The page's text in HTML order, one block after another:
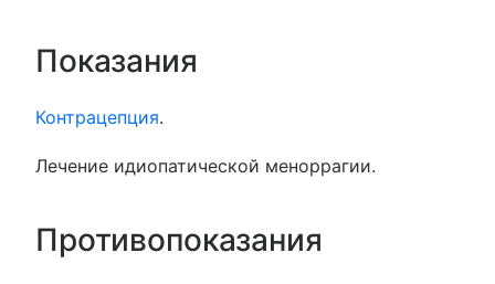
Показания
Контрацепция.
Лечение идиопатической меноррагии.
Противопоказания